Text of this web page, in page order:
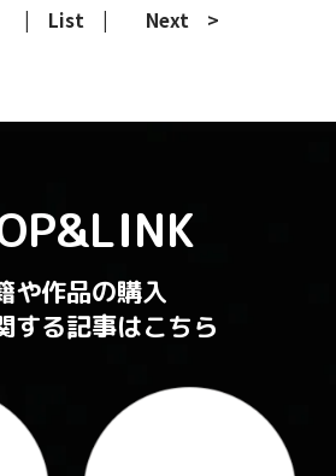
| List | Next >
や作品の購入
する記事はこちら